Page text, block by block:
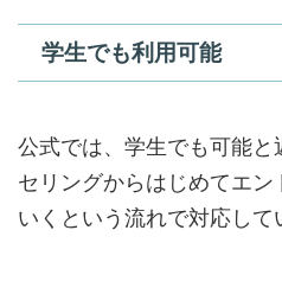
学生でも利用可能
公式では、学生でも可能
セリングからはじめてエ
いくという流れで対応して